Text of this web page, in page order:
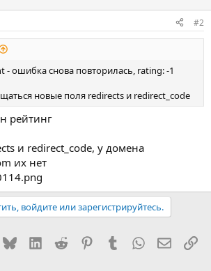
#2
- ошибка снова повторилась, rating: -1
новые поля redirects и redirect_code
рейтинг
и redirect_code, у домена
их нет
войдите или зарегистрируйтесь.
BlueskyLinkedIn
Reddit PinterestTumblr WhatsApp